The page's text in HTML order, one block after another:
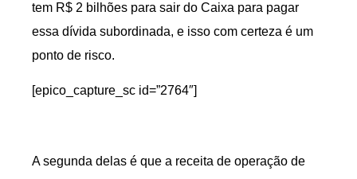
tem R$ 2 bilhões para sair do Caixa para pagar
essa dívida subordinada, e isso com certeza é um
ponto de risco.
[epico_capture_sc id=”2764″]
A segunda delas é que a receita de operação de